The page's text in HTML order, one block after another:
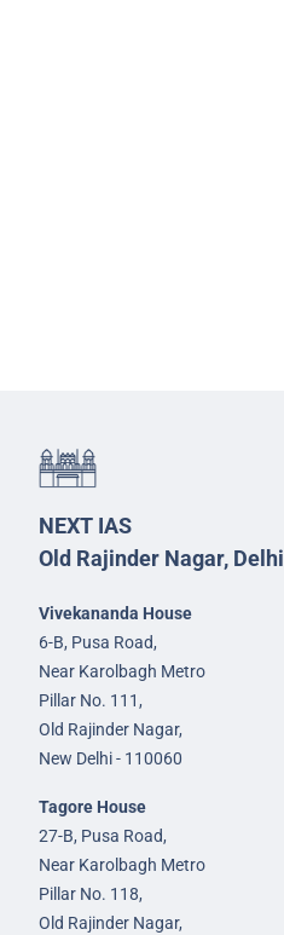
NEXT IAS
Old Rajinder Nagar, Delhi
Vivekananda House
6-B, Pusa Road,
Near Karolbagh Metro
Pillar No. 111,
Old Rajinder Nagar,
New Delhi - 110060
Tagore House
27-B, Pusa Road,
Near Karolbagh Metro
Pillar No. 118,
Old Rajinder Nagar,